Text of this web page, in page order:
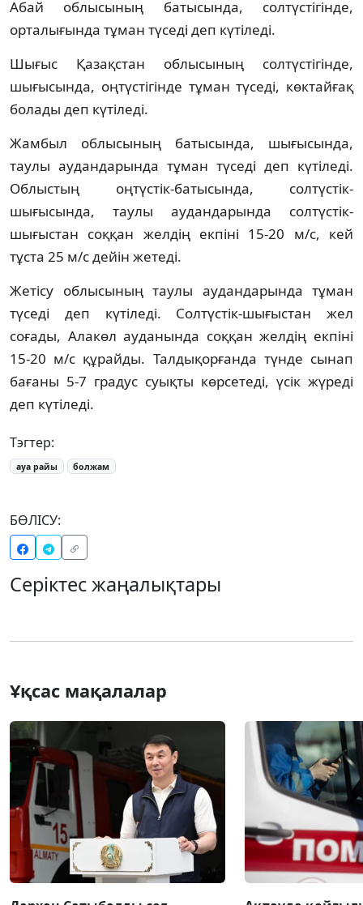
Абай облысының батысында, солтүстігінде,
орталығында тұман түседі деп күтіледі.
Шығыс Қазақстан облысының солтүстігінде,
шығысында, оңтүстігінде тұман түседі, көктайғақ
болады деп күтіледі.
Жамбыл облысының батысында, шығысында,
таулы аудандарында тұман түседі деп күтіледі.
Облыстың оңтүстік-батысында, солтүстік-
шығысында, таулы аудандарында солтүстік-
шығыстан соққан желдің екпіні 15-20 м/с, кей
тұста 25 м/с дейін жетеді.
Жетісу облысының таулы аудандарында тұман
түседі деп күтіледі. Солтүстік-шығыстан жел
соғады, Алакөл ауданында соққан желдің екпіні
15-20 м/с құрайды. Талдықорғанда түнде сынап
бағаны 5-7 градус суықты көрсетеді, үсік жүреді
деп күтіледі.
Тэгтер:
ауа райы болжам
БӨЛІСУ:
Серіктес жаңалықтары
Ұқсас мақалалар